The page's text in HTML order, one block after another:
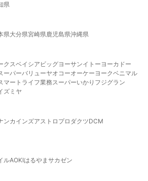
県
県大分県宮崎県鹿児島県沖縄県
クスベイシア ビッグヨーサンイトーヨーカドー
ーパーバリューヤオコーオーケー ヨークベニマル
マート ライフ業務スーパーいかり フジグラン
ズミヤ
ンカインズアストロプロダクツDCM
ルAOKIはるやま サカゼン